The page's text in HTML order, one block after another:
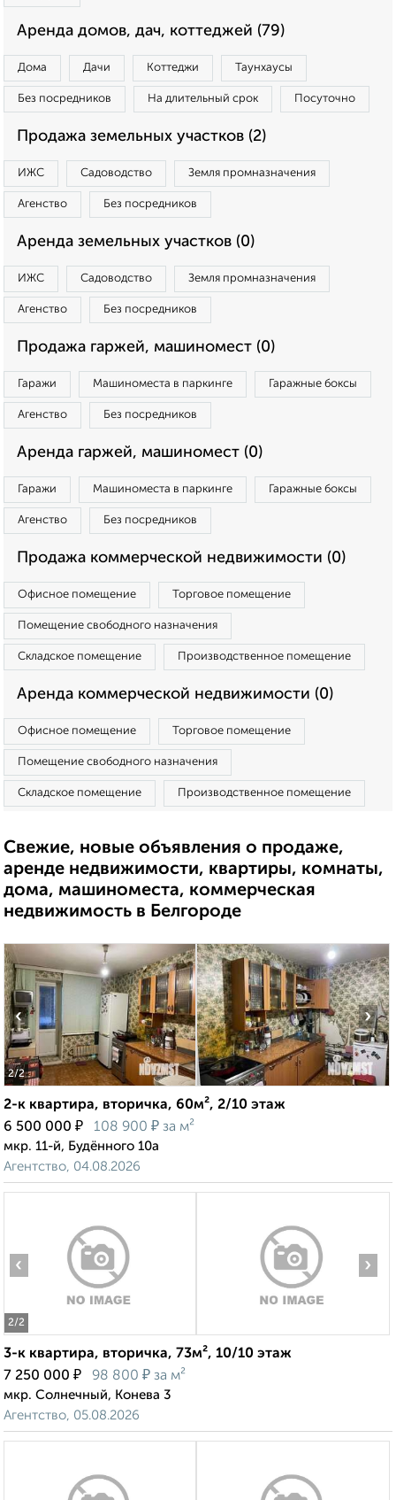
Аренда домов, дач, коттеджей (79)
Дома Дачи Коттеджи Таунхаусы
Без посредников На длительный срок Посуточно
Продажа земельных участков (2)
ИЖС Садоводство Земля промназначения
Агенство Без посредников
Аренда земельных участков (0)
ИЖС Садоводство Земля промназначения
Агенство Без посредников
Продажа гаржей, машиномест (0)
Гаражи Машиноместа в паркинге Гаражные боксы
Агенство Без посредников
Аренда гаржей, машиномест (0)
Гаражи Машиноместа в паркинге Гаражные боксы
Агенство Без посредников
Продажа коммерческой недвижимости (0)
Офисное помещение Торговое помещение
Помещение свободного назначения
Складское помещение Производственное помещение
Аренда коммерческой недвижимости (0)
Офисное помещение Торговое помещение
Помещение свободного назначения
Складское помещение Производственное помещение
Свежие, новые объявления о продаже,
аренде недвижимости, квартиры, комнаты,
дома, машиноместа, коммерческая
недвижимость в Белгороде
2/2
‹ ›
2-к квартира, вторичка, 60м², 2/10 этаж
6 500 000 ₽ 108 900 ₽ за м²
мкр. 11-й, Будённого 10а
Агентство, 04.08.2026
2/2
‹ ›
3-к квартира, вторичка, 73м², 10/10 этаж
7 250 000 ₽ 98 800 ₽ за м²
мкр. Солнечный, Конева 3
Агентство, 05.08.2026